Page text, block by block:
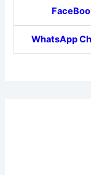
WhatsApp